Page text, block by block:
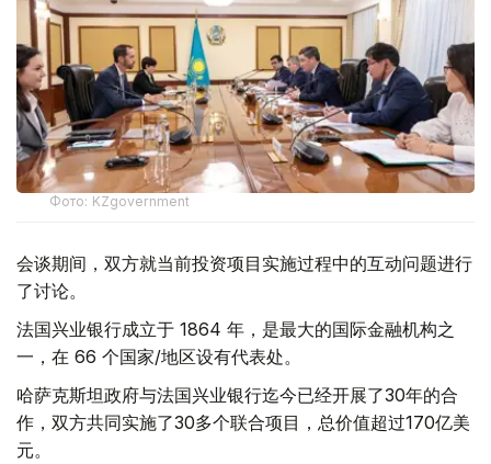
Фото: KZgovernment
会谈期间，双方就当前投资项目实施过程中的互动问题进行
了讨论。
法国兴业银行成立于 1864 年，是最大的国际金融机构之
一，在 66 个国家/地区设有代表处。
哈萨克斯坦政府与法国兴业银行迄今已经开展了30年的合
作，双方共同实施了30多个联合项目，总价值超过170亿美
元。